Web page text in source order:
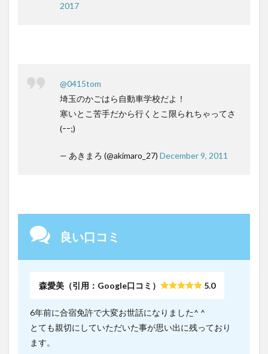
2017
@0415tom
埼玉のかごはら自動車学校だよ！
寒いとこ苦手だから行くとこ限られちゃってさ
(ｰｰ;)
— あきまろ (@akimaro_27) December 9, 2011
良い口コミ
森愛美（引用：Google口コミ） 5.0
6年前に合宿免許で大変お世話になりました^ ^
とても親切にしていただいた事が思い出に残っており
ます。